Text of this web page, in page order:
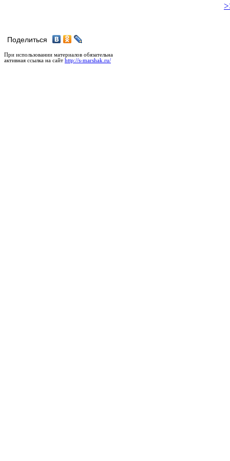
Поделиться
При использовании материалов обязательна
активная ссылка на сайт http://s-marshak.ru/